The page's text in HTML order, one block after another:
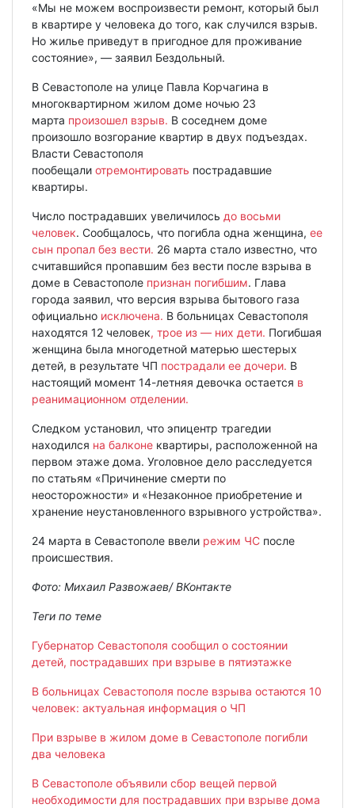
«Мы не можем воспроизвести ремонт, который был
в квартире у человека до того, как случился взрыв.
Но жилье приведут в пригодное для проживание
состояние», — заявил Бездольный.
В Севастополе на улице Павла Корчагина в
многоквартирном жилом доме ночью 23
марта произошел взрыв. В соседнем доме
произошло возгорание квартир в двух подъездах.
Власти Севастополя
пообещали отремонтировать пострадавшие
квартиры.
Число пострадавших увеличилось до восьми
человек. Сообщалось, что погибла одна женщина, ее
сын пропал без вести. 26 марта стало известно, что
считавшийся пропавшим без вести после взрыва в
доме в Севастополе признан погибшим. Глава
города заявил, что версия взрыва бытового газа
официально исключена. В больницах Севастополя
находятся 12 человек, трое из — них дети. Погибшая
женщина была многодетной матерью шестерых
детей, в результате ЧП пострадали ее дочери. В
настоящий момент 14-летняя девочка остается в
реанимационном отделении.
Следком установил, что эпицентр трагедии
находился на балконе квартиры, расположенной на
первом этаже дома. Уголовное дело расследуется
по статьям «Причинение смерти по
неосторожности» и «Незаконное приобретение и
хранение неустановленного взрывного устройства».
24 марта в Севастополе ввели режим ЧС после
происшествия.
Фото: Михаил Развожаев/ ВКонтакте
Теги по теме
Губернатор Севастополя сообщил о состоянии
детей, пострадавших при взрыве в пятиэтажке
В больницах Севастополя после взрыва остаются 10
человек: актуальная информация о ЧП
При взрыве в жилом доме в Севастополе погибли
два человека
В Севастополе объявили сбор вещей первой
необходимости для пострадавших при взрыве дома